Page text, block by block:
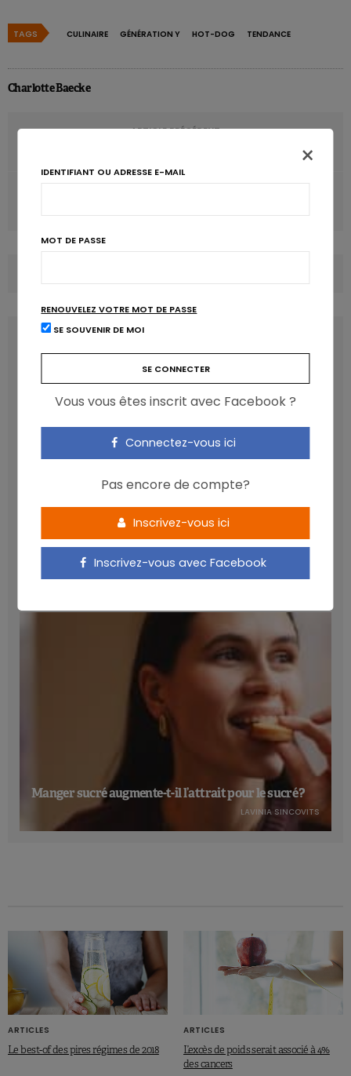
TAGS CULINAIRE GÉNÉRATION Y HOT-DOG TENDANCE
Charlotte Baecke
ARTICLE PRÉCÉDENT
LATEST POSTS
Les anthocyanines bénéfiques pour la santé
cardiométabolique
NICOLAS GUGGENBÜHL
Manger sucré augmente-t-il l’attrait pour le sucré ?
LAVINIA SINCOVITS
ARTICLES
Le best-of des pires régimes de 2018
ARTICLES
L’excès de poids serait associé à 4%
des cancers
×
IDENTIFIANT OU ADRESSE E-MAIL
MOT DE PASSE
RENOUVELEZ VOTRE MOT DE PASSE
SE SOUVENIR DE MOI
Vous vous êtes inscrit avec Facebook ?
Connectez-vous ici
Pas encore de compte?
Inscrivez-vous ici
Inscrivez-vous avec Facebook